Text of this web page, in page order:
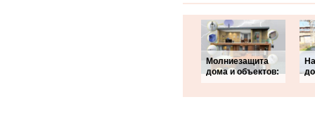
Молниезащита
дома и объектов: